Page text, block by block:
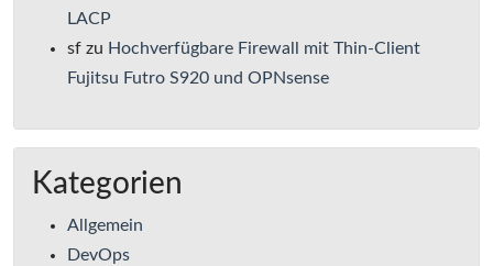
LACP
sf zu Hochverfügbare Firewall mit Thin-Client
Fujitsu Futro S920 und OPNsense
Kategorien
Allgemein
DevOps